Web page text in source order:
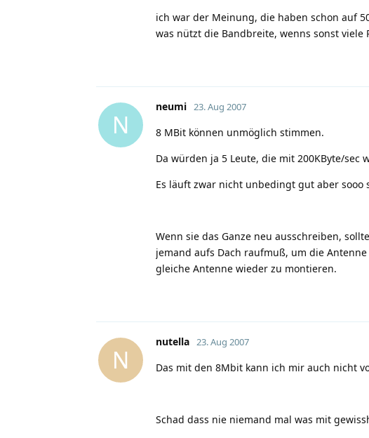
ich war der Meinung, die haben schon auf
was nützt die Bandbreite, wenns sonst viele
N
neumi 23. Aug 2007
8 MBit können unmöglich stimmen.
Da würden ja 5 Leute, die mit 200KByte/
Es läuft zwar nicht unbedingt gut aber
Wenn sie das Ganze neu ausschreiben,
jemand aufs Dach raufmuß, um die
gleiche Antenne wieder zu montieren.
N
nutella 23. Aug 2007
Das mit den 8Mbit kann ich mir auch nicht
Schad dass nie niemand mal was mit